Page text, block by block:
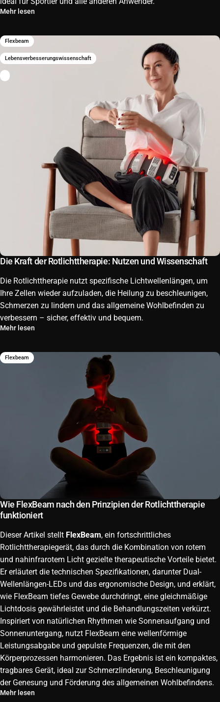
Mehr lesen
Flexbeam
Lebensverbesserungswissenschaft
Die Kraft der Rotlichttherapie: Nutzen und Wissenschaft
Die Rotlichttherapie nutzt spezifische Lichtwellenlängen, um
Ihre Zellen wieder aufzuladen, die Heilung zu beschleunigen,
Schmerzen zu lindern und das allgemeine Wohlbefinden zu
verbessern – sicher, effektiv und bequem.
Mehr lesen
Flexbeam
Wie FlexBeam nach den Prinzipien der Rotlichttherapie
funktioniert
Dieser Artikel stellt FlexBeam, ein fortschrittliches
Rotlichttherapiegerät, das durch die Kombination von rotem
und nahinfrarotem Licht gezielte therapeutische Vorteile bietet.
Er erläutert die technischen Spezifikationen, darunter Dual-
Wellenlängen-LEDs und das ergonomische Design, und erklärt,
wie FlexBeam tiefes Gewebe durchdringt, eine gleichmäßige
Lichtdosis gewährleistet und die Behandlungszeiten verkürzt.
Inspiriert von natürlichen Rhythmen wie Sonnenaufgang und
Sonnenuntergang, nutzt FlexBeam eine wellenförmige
Leistungsabgabe und gepulste Frequenzen, die mit den
Körperprozessen harmonieren. Das Ergebnis ist ein kompaktes,
tragbares Gerät, ideal zur Schmerzlinderung, Beschleunigung
der Genesung und Förderung des allgemeinen Wohlbefindens.
Mehr lesen